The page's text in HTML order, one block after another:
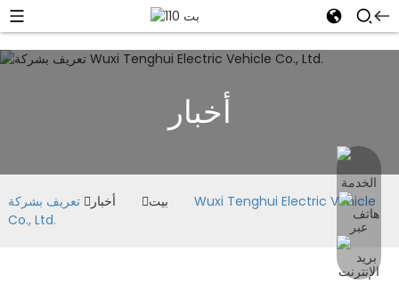
أخبار
بيت أخبار
تعريف بشركة Wuxi Tenghui Electric Vehicle
Co., Ltd.